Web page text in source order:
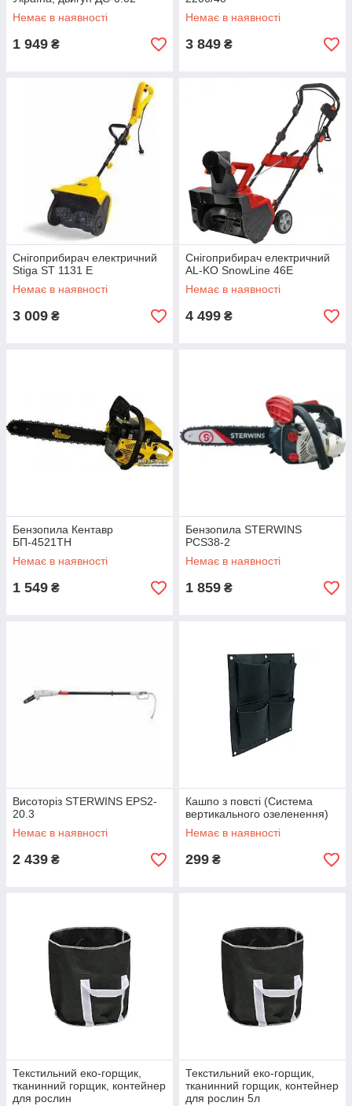
Немає в наявності
1 949 ₴
Немає в наявності
3 849 ₴
Снігоприбирач електричний
Stiga ST 1131 E
Немає в наявності
3 009 ₴
Снігоприбирач електричний
AL-KO SnowLine 46E
Немає в наявності
4 499 ₴
Бензопила Кентавр
БП-4521ТН
Немає в наявності
1 549 ₴
Бензопила STERWINS
PCS38-2
Немає в наявності
1 859 ₴
Висоторіз STERWINS EPS2-
20.3
Немає в наявності
2 439 ₴
Кашпо з повсті (Система
вертикального озеленення)
Немає в наявності
299 ₴
Текстильний еко-горщик,
тканинний горщик, контейнер
для рослин
Текстильний еко-горщик,
тканинний горщик, контейнер
для рослин 5л